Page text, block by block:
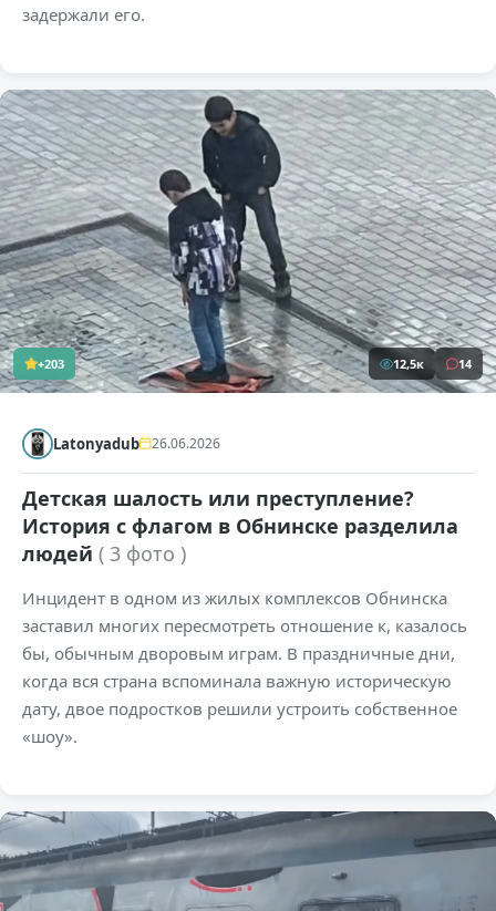
задержали его.
+203 12,5к 14
Latonyadub 26.06.2026
Детская шалость или преступление?
История с флагом в Обнинске разделила
людей ( 3 фото )
Инцидент в одном из жилых комплексов Обнинска
заставил многих пересмотреть отношение к, казалось
бы, обычным дворовым играм. В праздничные дни,
когда вся страна вспоминала важную историческую
дату, двое подростков решили устроить собственное
«шоу».